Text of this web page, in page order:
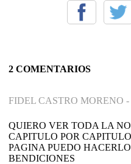
2 COMENTARIOS
FIDEL CASTRO MORENO -
QUIERO VER TODA LA
CAPITULO POR
PAGINA PUEDO
BENDICIONES